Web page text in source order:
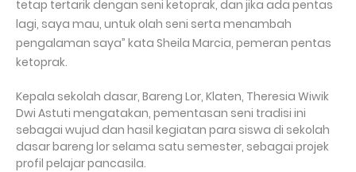
tetap tertarik dengan seni ketoprak, dan jika ada pentas
lagi, saya mau, untuk olah seni serta menambah
pengalaman saya” kata Sheila Marcia, pemeran pentas
ketoprak.
Kepala sekolah dasar, Bareng Lor, Klaten, Theresia Wiwik
Dwi Astuti mengatakan, pementasan seni tradisi ini
sebagai wujud dan hasil kegiatan para siswa di sekolah
dasar bareng lor selama satu semester, sebagai projek
profil pelajar pancasila.